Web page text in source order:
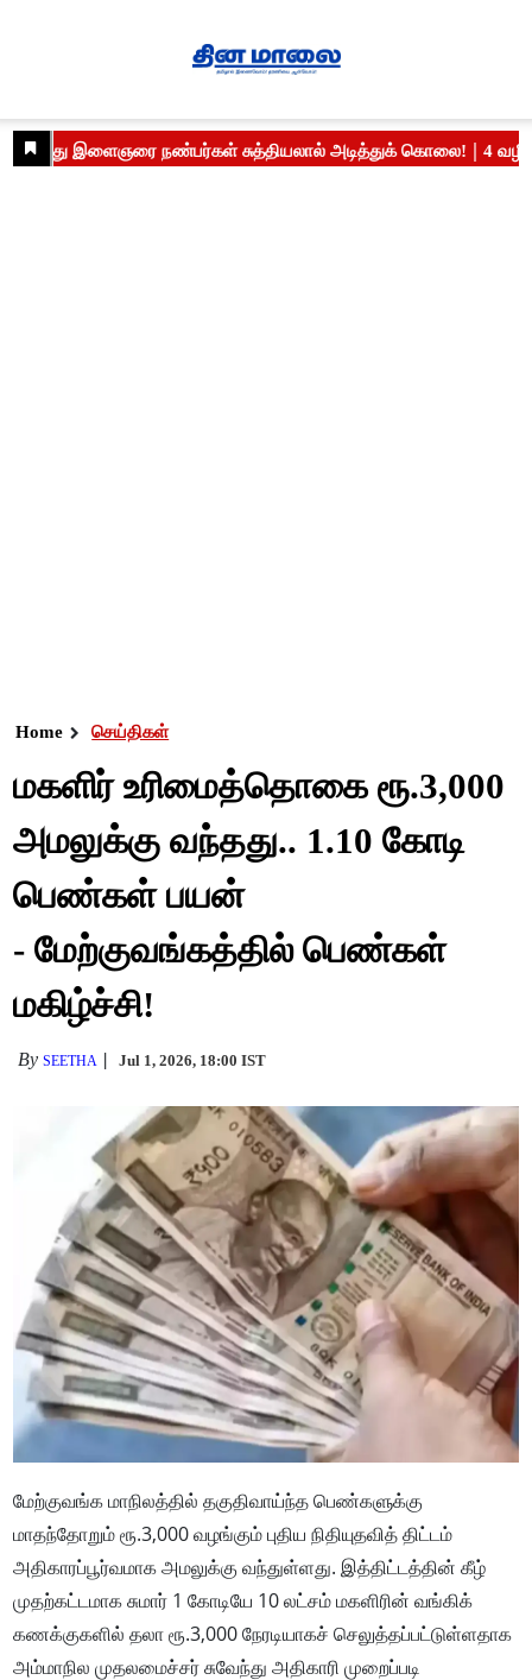
Home செய்திகள்
மகளிர் உரிமைத்தொகை ரூ.3,000
அமலுக்கு வந்தது.. 1.10 கோடி
பெண்கள் பயன்
- மேற்குவங்கத்தில் பெண்கள்
மகிழ்ச்சி!
BySEETHA Jul 1, 2026, 18:00 IST
மேற்குவங்க மாநிலத்தில் தகுதிவாய்ந்த பெண்களுக்கு
மாதந்தோறும் ரூ.3,000 வழங்கும் புதிய நிதியுதவித் திட்டம்
அதிகாரப்பூர்வமாக அமலுக்கு வந்துள்ளது. இத்திட்டத்தின் கீழ்
முதற்கட்டமாக சுமார் 1 கோடியே 10 லட்சம் மகளிரின் வங்கிக்
கணக்குகளில் தலா ரூ.3,000 நேரடியாகச் செலுத்தப்பட்டுள்ளதாக
அம்மாநில முதலமைச்சர் சுவேந்து அதிகாரி முறைப்படி